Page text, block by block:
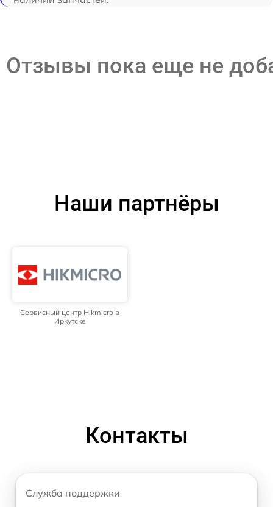
Отзывы пока еще не
Наши партнёры
Сервисный центр Hikmicro в
Иркутске
Контакты
Служба поддержки